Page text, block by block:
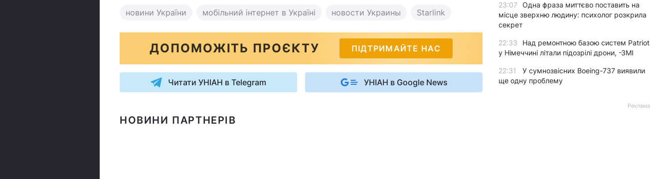
новини України мобільний інтернет в Україні новости Украины Starlink
ДОПОМОЖІТЬ ПРОЄКТУ ПІДТРИМАЙТЕ НАС
Читати УНІАН в Telegram УНІАН в Google News
НОВИНИ ПАРТНЕРІВ
23:07
Одна фраза миттєво поставить на
місце зверхню людину: психолог розкрила
секрет
22:33
Над ремонтною базою систем Patriot
у Німеччині літали підозрілі дрони, -ЗМІ
22:31
У сумнозвісних Boeing-737 виявили
ще одну проблему
Реклама